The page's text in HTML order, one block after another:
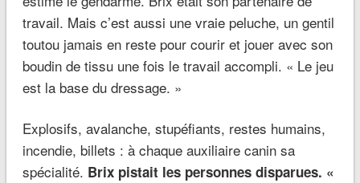
travail. Mais c’est aussi une vraie peluche, un gentil
toutou jamais en reste pour courir et jouer avec son
boudin de tissu une fois le travail accompli. « Le jeu
est la base du dressage. »
Explosifs, avalanche, stupéfiants, restes humains,
incendie, billets : à chaque auxiliaire canin sa
spécialité. Brix pistait les personnes disparues. «